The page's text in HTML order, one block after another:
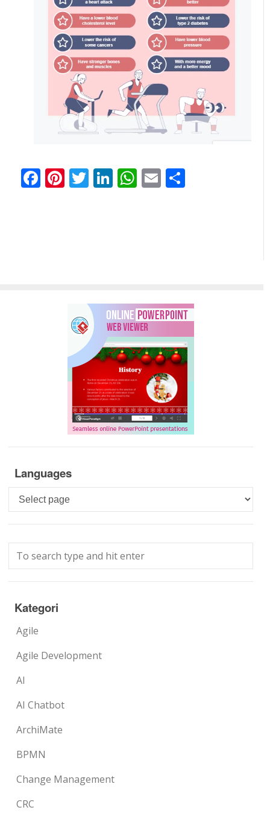
Facebook
Pinterest
Twitter
LinkedIn
WhatsApp
Email
Languages
Languages
Kategori
Agile
Agile Development
AI
AI Chatbot
ArchiMate
BPMN
Change Management
CRC